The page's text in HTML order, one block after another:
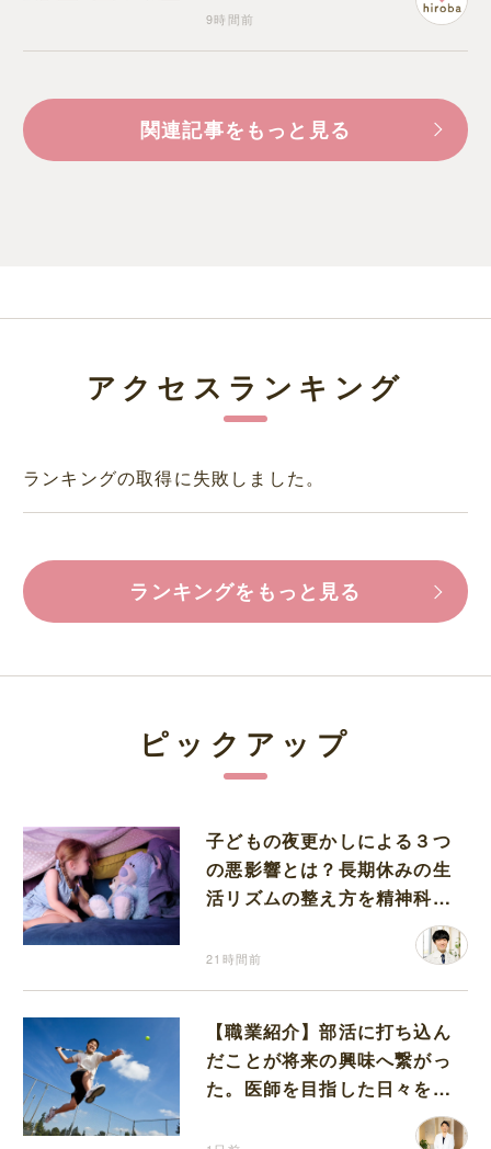
9時間前
関連記事をもっと見る
アクセスランキング
ランキングの取得に失敗しました。
ランキングをもっと見る
ピックアップ
子どもの夜更かしによる３つ
の悪影響とは？長期休みの生
活リズムの整え方を精神科医
21時間前
【職業紹介】部活に打ち込ん
だことが将来の興味へ繋がっ
た。医師を目指した日々を振